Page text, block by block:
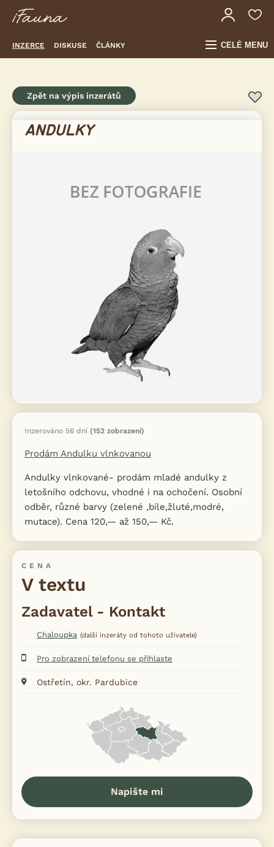
INZERCE DISKUSE ČLÁNKY CELÉ MENU
Zpět na výpis inzerátů
Inzerováno 56 dní (152 zobrazení)
Prodám Andulku vlnkovanou
Andulky vlnkované- prodám mladé andulky z
letošního odchovu, vhodné i na ochočení. Osobní
odběr, různé barvy (zelené ,bíle,žluté,modré,
mutace). Cena 120,— až 150,— Kč.
CENA
V textu
Zadavatel - Kontakt
Chaloupka (další inzeráty od tohoto uživatele)
Pro zobrazení telefonu se přihlaste
Ostřetín, okr. Pardubice
Napište mi
ANDULKY